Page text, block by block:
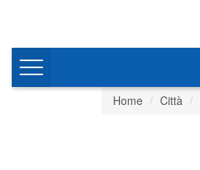
Toggle
Home
Città